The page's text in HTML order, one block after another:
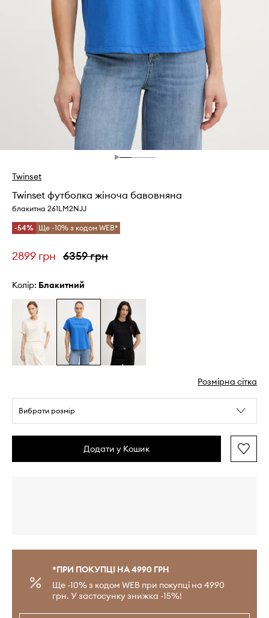
Twinset
Twinset футболка жіноча бавовняна
блакитна 261LM2NJJ
-54% Ще -10% з кодом WEB*
2899 грн 6359 грн
Колір: блакитний
Розмірна сітка
Вибрати розмір
Додати у Кошик
*ПРИ ПОКУПЦІ НА 4990 ГРН
Ще -10% з кодом WEB при покупці на 4990
грн. У застосунку знижка -15%!